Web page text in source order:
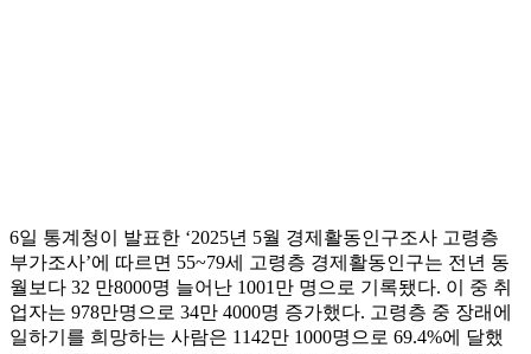
6일 통계청이 발표한 ‘2025년 5월 경제활동인구조사 고령층
부가조사’에 따르면 55~79세 고령층 경제활동인구는 전년 동
월보다 32 만8000명 늘어난 1001만 명으로 기록됐다. 이 중 취
업자는 978만명으로 34만 4000명 증가했다. 고령층 중 장래에
일하기를 희망하는 사람은 1142만 1000명으로 69.4%에 달했